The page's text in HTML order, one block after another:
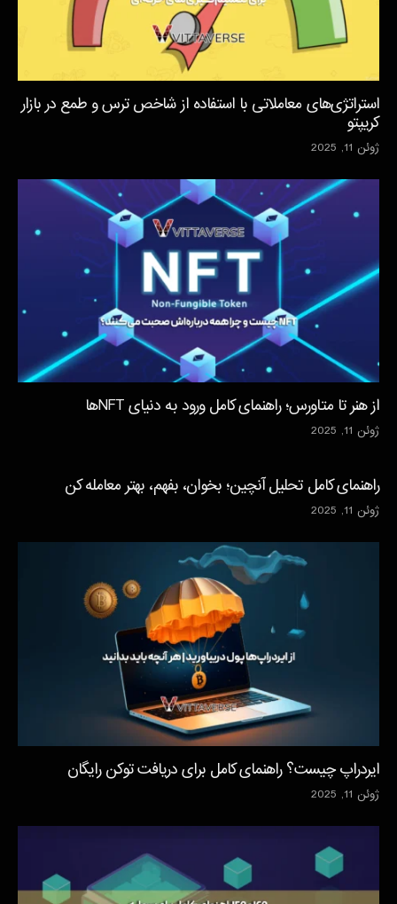
استراتژی‌های معاملاتی با استفاده از شاخص ترس و طمع در بازار
کریپتو
ژوئن 11, 2025
از هنر تا متاورس؛ راهنمای کامل ورود به دنیای NFTها
ژوئن 11, 2025
راهنمای کامل تحلیل آنچین؛ بخوان، بفهم، بهتر معامله کن
ژوئن 11, 2025
ایردراپ چیست؟ راهنمای کامل برای دریافت توکن رایگان
ژوئن 11, 2025